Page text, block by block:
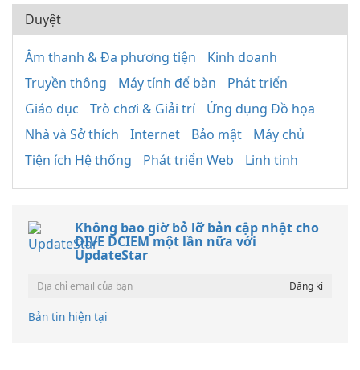
Duyệt
Âm thanh & Đa phương tiện
Kinh doanh
Truyền thông
Máy tính để bàn
Phát triển
Giáo dục
Trò chơi & Giải trí
Ứng dụng Đồ họa
Nhà và Sở thích
Internet Bảo mật
Máy chủ
Tiện ích Hệ thống
Phát triển Web Linh tinh
Không bao giờ bỏ lỡ bản cập nhật cho
DIVE DCIEM một lần nữa với
UpdateStar
Bản tin hiện tại